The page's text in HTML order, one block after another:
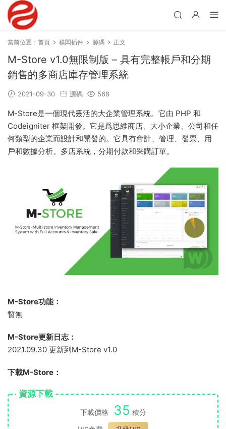
當前位置： 首頁 模闆插件 源碼 正文
M-Store v1.0無限制版 – 具有完整帳戶和分期
銷售的多商店庫存管理系統
2021-09-30 源碼 568
M-Store是一個現代靈活的大企業管理系統。它由 PHP 和
Codeigniter 框架開發。它是爲思維商店、大小企業、公司和任
何類型的企業而設計和開發的。它具有會計、管理、發票、用
戶和數據分析。多店系統，分期付款和采購訂單。
M-Store功能：
暫無
M-Store更新日志：
2021.09.30 更新到M-Store v1.0
下載M-Store：
資源下載
下載價格 35 積分